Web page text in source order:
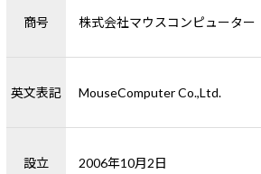
ディスプレイ
Windows 11|Copilot+ PC Windows 11
商号 株式会社マウスコンピューター
英文表記 MouseComputer Co.,Ltd.
設立
2006年10月2日